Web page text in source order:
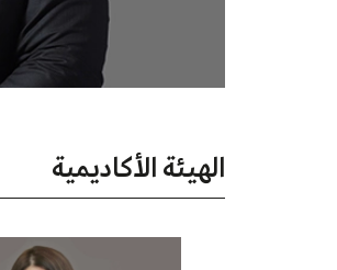
الهيئة الأكاديمية